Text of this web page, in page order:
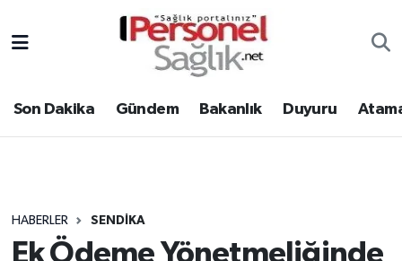
Son Dakika Gündem Bakanlık Duyuru
HABERLER SENDIKA
Ek Ödeme Yönetmeliğinde
Gündem
Atamalar
Nöbetçi Eczaneler
Hava Durumu
Tüm Manşetler